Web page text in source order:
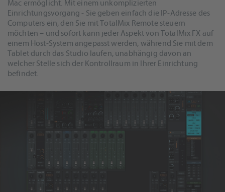
Mac ermöglicht. Mit einem unkomplizierten
Einrichtungsvorgang - Sie geben einfach die IP-Adresse des
Computers ein, den Sie mit TotalMix Remote steuern
möchten – und sofort kann jeder Aspekt von TotalMix FX auf
einem Host-System angepasst werden, während Sie mit dem
Tablet durch das Studio laufen, unabhängig davon an
welcher Stelle sich der Kontrollraum in Ihrer Einrichtung
befindet.